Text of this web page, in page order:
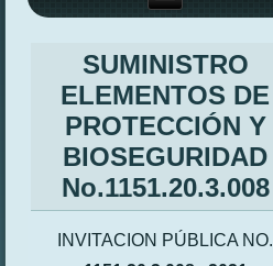
SUMINISTRO
ELEMENTOS DE
PROTECCIÓN Y
BIOSEGURIDAD
No.1151.20.3.008
INVITACION PÚBLICA NO.